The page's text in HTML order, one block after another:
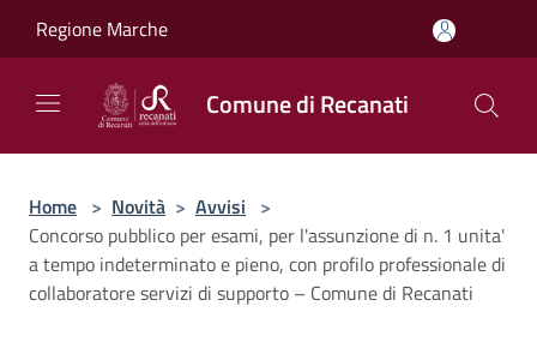
Regione Marche
Comune di Recanati
Home > Novità > Avvisi >
Concorso pubblico per esami, per l'assunzione di n. 1 unita'
a tempo indeterminato e pieno, con profilo professionale di
collaboratore servizi di supporto – Comune di Recanati